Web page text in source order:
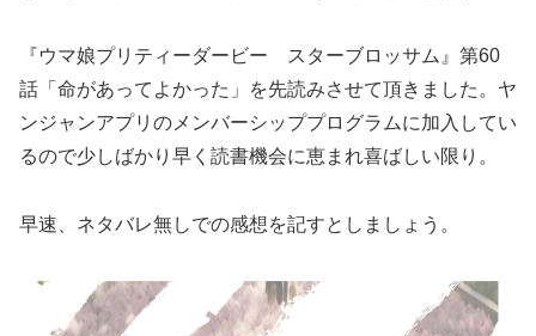
『ウマ娘プリティーダービー スターブロッサム』第60
話「命があってよかった」を先読みさせて頂きました。ヤ
ンジャンアプリのメンバーシッププログラムに加入してい
るので少しばかり早く読書機会に恵まれ喜ばしい限り。
早速、ネタバレ無しでの感想を記すとしましょう。